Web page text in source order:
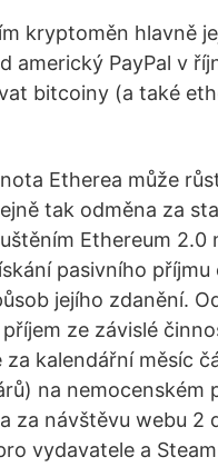
kryptoměn hlavně
americký PayPal v
bitcoiny (a také
Etherea může
tak odměna za
Ethereum 2.0
pasivního příjmu
jejího zdanění.
ze závislé
kalendářní měsíc
na nemocenském
za návštěvu webu 2
vydavatele a